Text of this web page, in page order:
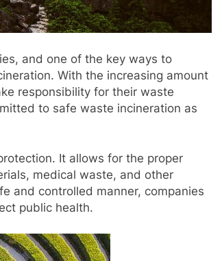
and one of the key ways to
With the increasing amount
responsibility for their waste
to safe waste incineration as
It allows for the proper
medical waste, and other
and controlled manner, companies
public health.